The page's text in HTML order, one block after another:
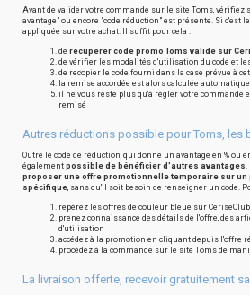
Avant de valider votre commande sur le site Toms, vérifiez
avantage" ou encore "code réduction" est présente. Si c'est
appliquée sur votre achat. Il suffit pour cela :
de récupérer code promo Toms valide sur
de vérifier les modalités d'utilisation du code et
de recopier le code fourni dans la case prévue à
la remise accordée est alors calculée
il ne vous reste plus qu'à régler votre commande
remisé
Autres réductions possible pour Toms, les
Outre le code de réduction, qui donne un avantage en % ou
également possible de bénéficier d'autres avantages.
proposer une offre promotionnelle temporaire sur un
spécifique, sans qu'il soit besoin de renseigner un code.
repérez les offres de couleur bleue sur
prenez connaissance des détails de l'offre, des
d'utilisation
accédez à la promotion en cliquant depuis l'offre
procédez à la commande sur le site Toms de
La livraison offerte, recevoir gratuitement